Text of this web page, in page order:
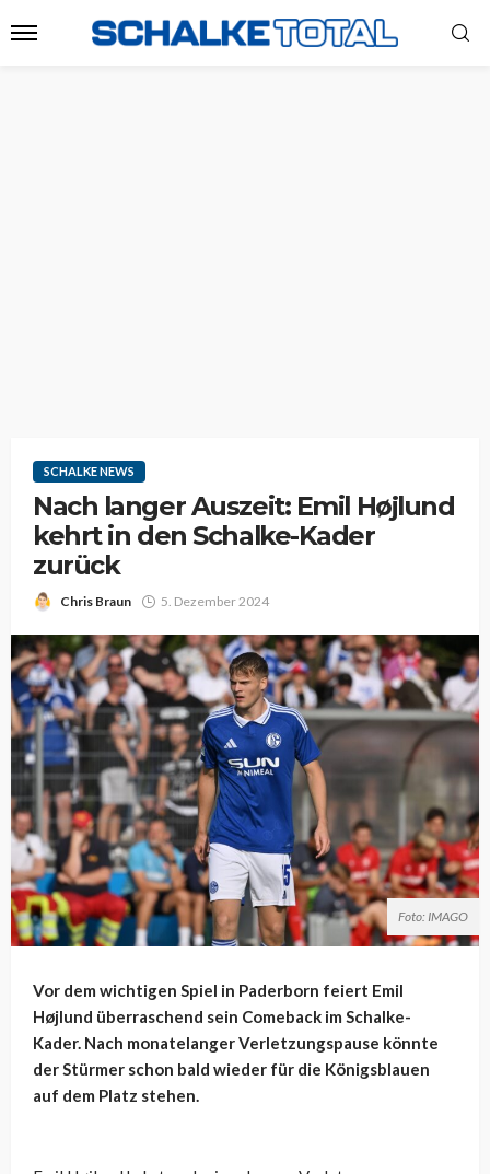
SCHALKE NEWS
Nach langer Auszeit: Emil Højlund
kehrt in den Schalke-Kader
zurück
Chris Braun 5. Dezember 2024
Foto: IMAGO
Vor dem wichtigen Spiel in Paderborn feiert Emil
Højlund überraschend sein Comeback im Schalke-
Kader. Nach monatelanger Verletzungspause könnte
der Stürmer schon bald wieder für die Königsblauen
auf dem Platz stehen.